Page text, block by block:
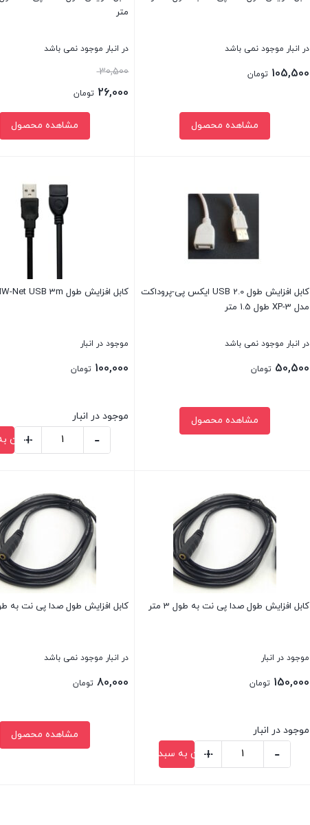
در انبار موجود نمی باشد
105,500 تومان
مشاهده محصول
متر
در انبار موجود نمی باشد
30,500قیمت
اصلی:
30,500 تومان
26,000 تومان
مشاهده محصول
کابل افزایش طول USB 2.0 ایکس پی-پروداکت
مدل XP-3 طول 1.5 متر
در انبار موجود نمی باشد
50,500 تومان
مشاهده محصول
کابل افزایش طول MW-Net USB 3m
موجود در انبار
100,000 تومان
موجود در انبار
Net
USB
عدد
-
+
افزودن
کابل افزایش طول صدا پی نت به طول 3 متر
موجود در انبار
150,000 تومان
موجود در انبار
-
+
افزودن به سبد خرید
کابل افزایش طول صدا پی نت به طول 1.5
در انبار موجود نمی باشد
80,000 تومان
مشاهده محصول